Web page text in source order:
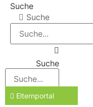
Suche
Suche
Suche
Elternportal